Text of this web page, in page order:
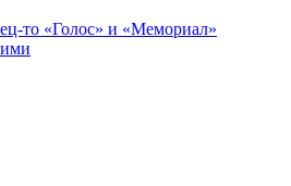
то «Голос» и «Мемориал»